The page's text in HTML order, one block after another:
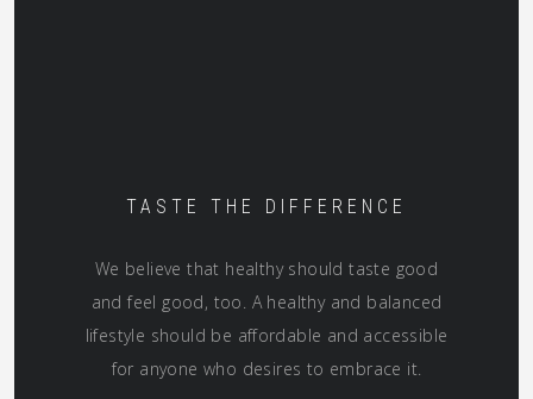
TASTE THE DIFFERENCE
We believe that healthy should taste good
and feel good, too. A healthy and balanced
lifestyle should be affordable and accessible
for anyone who desires to embrace it.